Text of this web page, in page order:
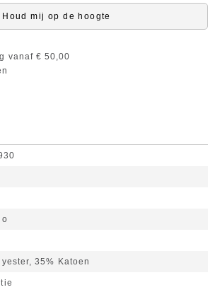
Houd mij op de hoogte
vanaf € 50,00
35% Katoen